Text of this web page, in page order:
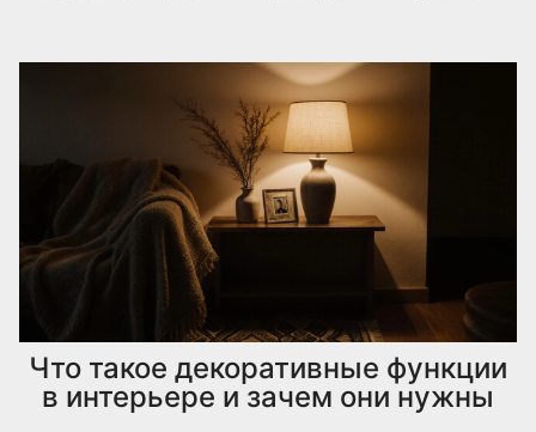
Что такое декоративные функции
в интерьере и зачем они нужны